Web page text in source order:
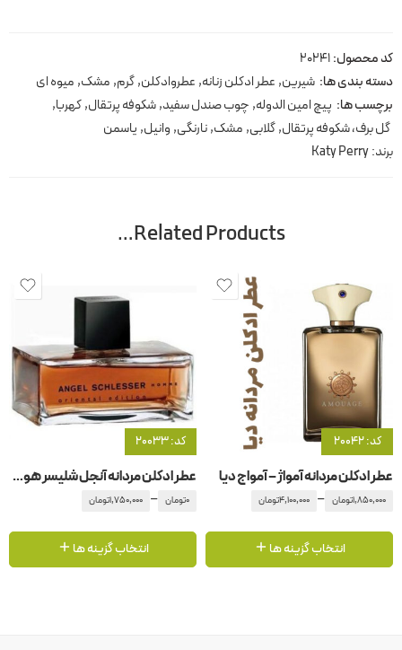
کد محصول:20241
دسته بندی ها: شیرین, عطر ادکلن زنانه, عطروادکلن,گرم, مشک, میوه ای
برچسب ها: پیچ امین الدوله, چوب صندل سفید,شکوفه پرتقال,کهربا,
گل برف، شکوفه پرتقال,گلابی, مشک,نارنگی, وانیل, یاسمن
برند:Katy Perry
Related Products…
کد: 20042
عطر ادکلن مردانه آمواژ – آمواج دیا
1,850,000تومان –
4,100,000تومان
انتخاب گزینه ها
کد: 20033
عطر ادکلن مردانه آنجل شلیسر هوم اورینتال ادیشن
0تومان –
1,750,000تومان
انتخاب گزینه ها